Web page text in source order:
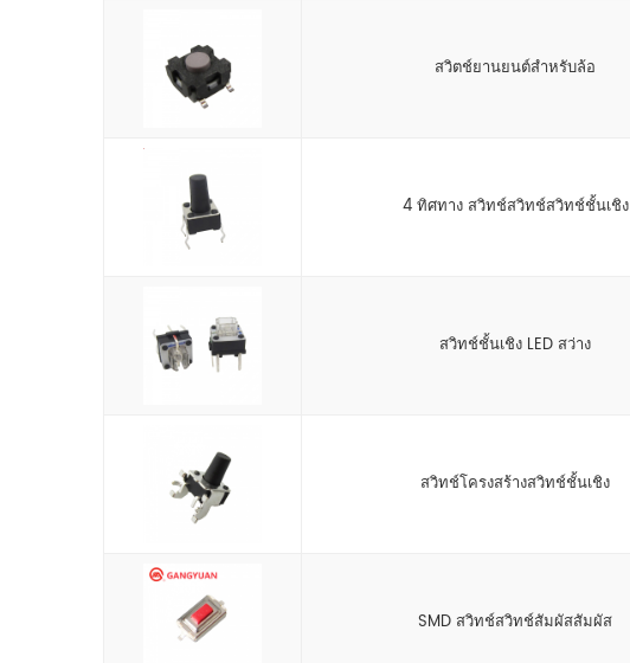
สวิตช์ยานยนต์สำหรับล้อ
4 ทิศทาง สวิทช์สวิทช์สวิทช์ชั้นเชิง
สวิทช์ชั้นเชิง LED สว่าง
สวิทช์โครงสร้างสวิทช์ชั้นเชิง
SMD สวิทช์สวิทช์สัมผัสสัมผัส